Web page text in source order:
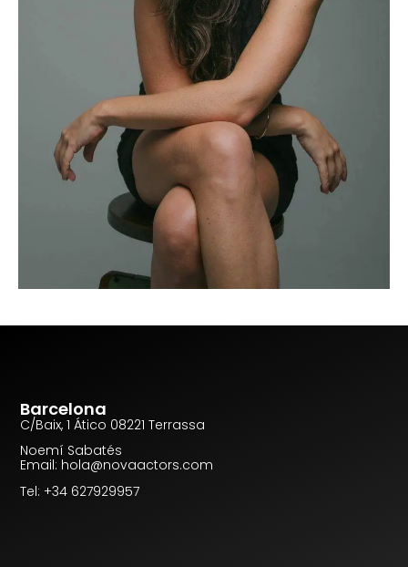
Barcelona
C/Baix, 1 Ático 08221 Terrassa
Noemí Sabatés
Email: hola@novaactors.com
Tel: +34 627929957